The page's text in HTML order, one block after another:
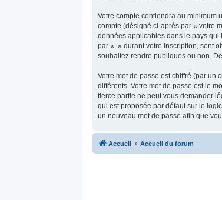
Votre compte contiendra au minimum
compte (désigné ci-après par « votre
données applicables dans le pays qui
par « » durant votre inscription, sont
souhaitez rendre publiques ou non.
Votre mot de passe est chiffré (par un
différents. Votre mot de passe est le
tierce partie ne peut vous demander
qui est proposée par défaut sur le
un nouveau mot de passe afin que
Accueil Accueil du forum